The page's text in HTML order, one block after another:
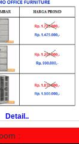
File MF 4-18 Alba
24.431.000
Detail..
: